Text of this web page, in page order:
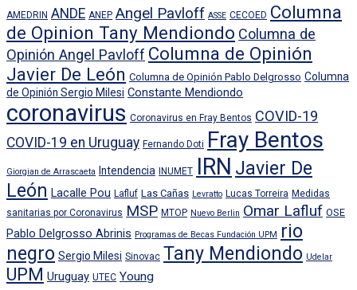
AMEDRIN ANDE ANEP Angel Pavloff ASSE CECOED Columna
de Opinion Tany Mendiondo Columna de
Opinión Angel Pavloff Columna de Opinión
Javier De León Columna de Opinión Pablo Delgrosso Columna
de Opinión Sergio Milesi Constante Mendiondo
coronavirus Coronavirus en Fray Bentos COVID-19
COVID-19 en Uruguay Fernando Doti Fray Bentos
Giorgian de Arrascaeta Intendencia INUMET IRN Javier De
León Lacalle Pou Lafluf Las Cañas Levratto Lucas Torreira Medidas
sanitarias por Coronavirus MSP MTOP Nuevo Berlin Omar Lafluf OSE
Pablo Delgrosso Abrinis Programas de Becas Fundación UPM rio
negro Sergio Milesi Sinovac Tany Mendiondo Udelar
UPM Uruguay UTEC Young